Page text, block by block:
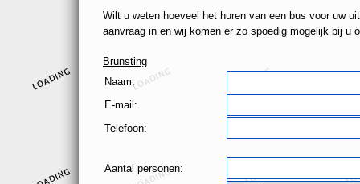
Wilt u weten hoeveel het huren van een bus voor uw
aanvraag in en wij komen er zo spoedig mogelijk bij u
Brunsting
Naam:
E-mail:
Telefoon:
Aantal personen: